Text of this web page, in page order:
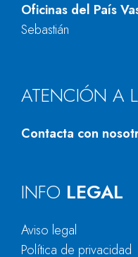
Oficinas del País
Sebastián
ATENCIÓN A
Contacta con
INFO LEGAL
Aviso legal
Política de privacidad